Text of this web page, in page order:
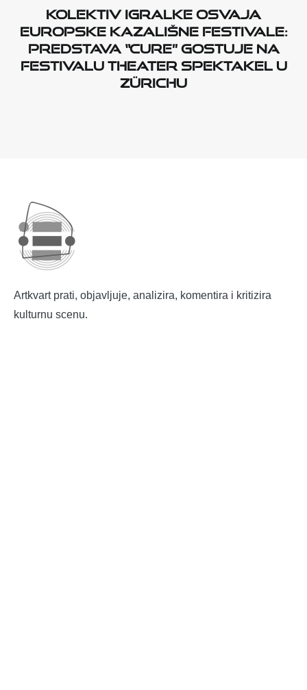
Kolektiv Igralke osvaja
europske kazališne festivale:
predstava “Cure” gostuje na
festivalu Theater Spektakel u
Zürichu
Artkvart prati, objavljuje, analizira, komentira i kritizira
kulturnu scenu.